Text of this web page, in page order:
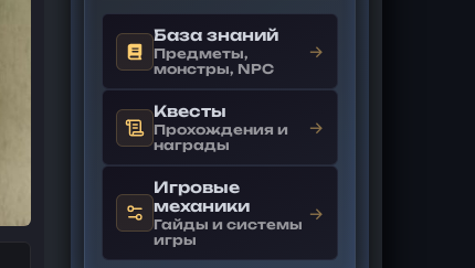
База знаний
Предметы,
монстры, NPC
→
Квесты
Прохождения и
награды
→
Игровые
механики
Гайды и системы
игры
→